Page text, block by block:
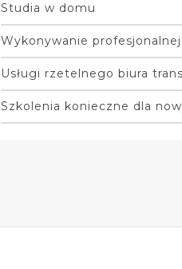
Studia w domu
Wykonywanie
Usługi rzetelnego biura
Szkolenia konieczne dla